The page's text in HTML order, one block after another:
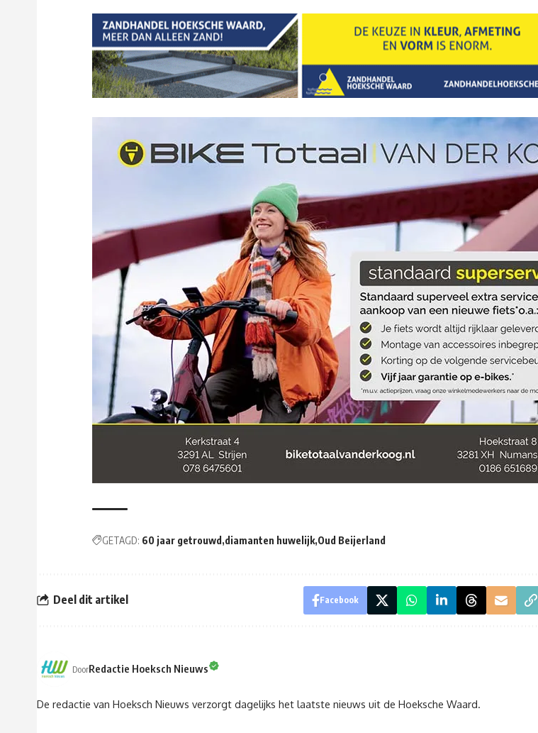
GETAGD: 60 jaar getrouwd diamanten huwelijk Oud Beijerland
Deel dit artikel Facebook
DoorRedactie Hoeksch Nieuws
De redactie van Hoeksch Nieuws verzorgt dagelijks het laatste nieuws uit de Hoeksche Waard.